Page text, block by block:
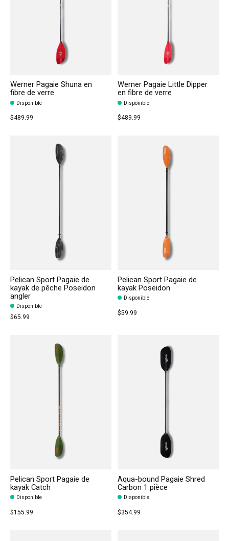
Werner Pagaie Shuna en
fibre de verre
Disponible
$489.99
Werner Pagaie Little Dipper
en fibre de verre
Disponible
$489.99
Pelican Sport Pagaie de
kayak de pêche Poseidon
angler
Disponible
$65.99
Pelican Sport Pagaie de
kayak Poseidon
Disponible
$59.99
Pelican Sport Pagaie de
kayak Catch
Disponible
$155.99
Aqua-bound Pagaie Shred
Carbon 1 pièce
Disponible
$354.99